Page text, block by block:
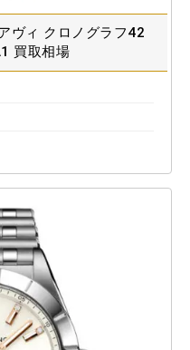
ヴィ クロノグラフ42
買取相場